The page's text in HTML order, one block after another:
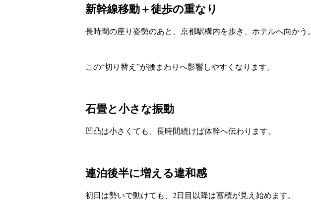
新幹線移動＋徒歩の重なり
長時間の座り姿勢のあと、京都駅構内を歩き、ホテルへ向かう。
この“切り替え”が腰まわりへ影響しやすくなります。
石畳と小さな振動
凹凸は小さくても、長時間続けば体幹へ伝わります。
連泊後半に増える違和感
初日は勢いで動けても、2日目以降は蓄積が見え始めます。